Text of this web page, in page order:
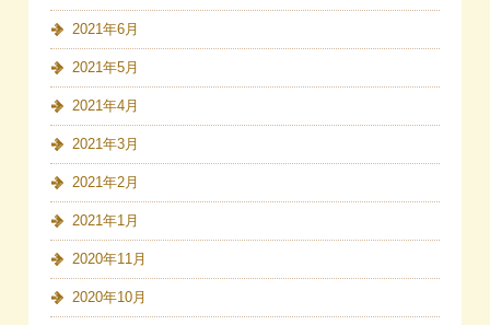
2021年6月
2021年5月
2021年4月
2021年3月
2021年2月
2021年1月
2020年11月
2020年10月